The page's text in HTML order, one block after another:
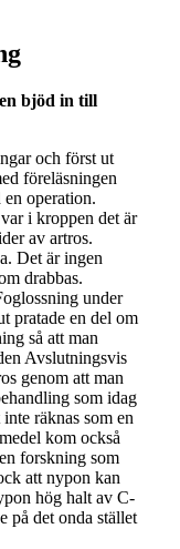
bjöd in till
och först ut
föreläsningen
operation.
i kroppen det är
av artros.
Det är ingen
drabbas.
under
pratade en del om
så att man
Avslutningsvis
genom att man
som idag
räknas som en
kom också
forskning som
att nypon kan
hög halt av C-
på det onda stället